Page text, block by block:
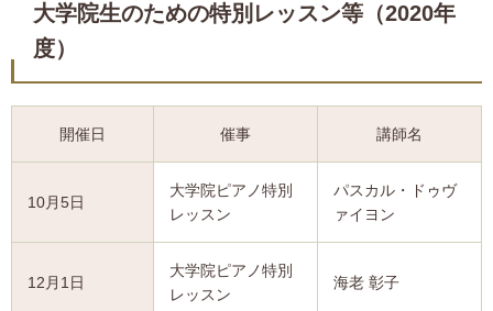
大学院生のための特別レッスン等（2020年
度）
開催日 催事 講師名
10月5日
大学院ピアノ特別
レッスン
パスカル・ドゥヴ
ァイヨン
12月1日
大学院ピアノ特別
レッスン
海老 彰子